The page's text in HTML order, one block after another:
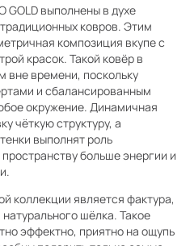
GOLD выполнены в духе
ковров. Этим
композиция вкупе с
красок. Такой ковёр в
вне времени, поскольку
и сбалансированным
окружение. Динамичная
чёткую структуру, а
выполнят роль
больше энергии и
коллекции является фактура,
шёлка. Такое
эффектно, приятно на ощупь